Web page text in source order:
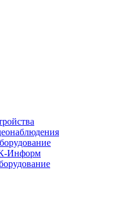
Информ